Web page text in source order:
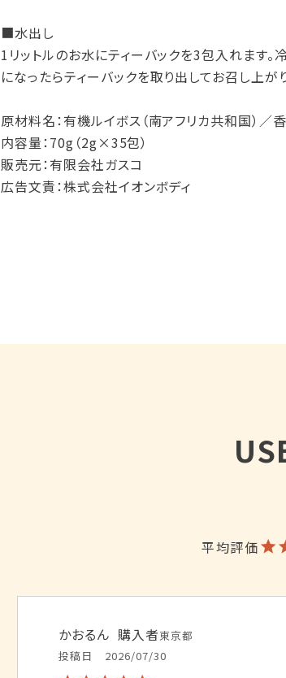
■水出し
1リットルのお水にティーバックを3包入れます
になったらティーバックを取り出してお召し上が
原材料名：有機ルイボス（南アフリカ共和国）／
内容量：70g（2g×35包）
販売元：有限会社ガスコ
広告文責：株式会社イオンボディ
平均評価
かおるん 購入者東京都
投稿日
2026/07/30